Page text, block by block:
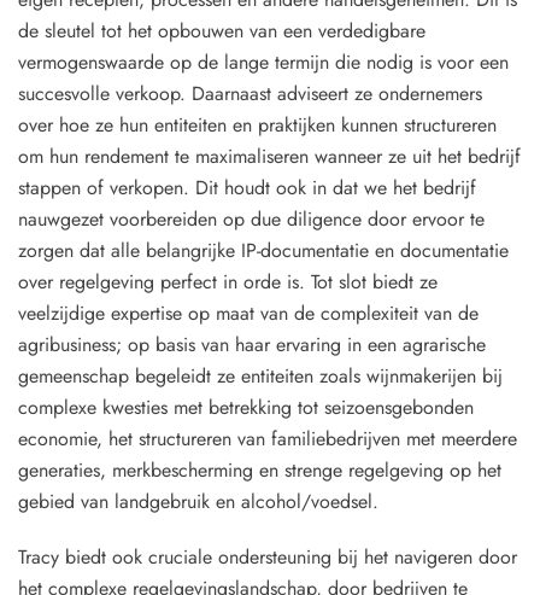
de sleutel tot het opbouwen van een verdedigbare
vermogenswaarde op de lange termijn die nodig is voor een
succesvolle verkoop. Daarnaast adviseert ze ondernemers
over hoe ze hun entiteiten en praktijken kunnen structureren
om hun rendement te maximaliseren wanneer ze uit het bedrijf
stappen of verkopen. Dit houdt ook in dat we het bedrijf
nauwgezet voorbereiden op due diligence door ervoor te
zorgen dat alle belangrijke IP-documentatie en documentatie
over regelgeving perfect in orde is. Tot slot biedt ze
veelzijdige expertise op maat van de complexiteit van de
agribusiness; op basis van haar ervaring in een agrarische
gemeenschap begeleidt ze entiteiten zoals wijnmakerijen bij
complexe kwesties met betrekking tot seizoensgebonden
economie, het structureren van familiebedrijven met meerdere
generaties, merkbescherming en strenge regelgeving op het
gebied van landgebruik en alcohol/voedsel.
Tracy biedt ook cruciale ondersteuning bij het navigeren door
het complexe regelgevingslandschap, door bedrijven te